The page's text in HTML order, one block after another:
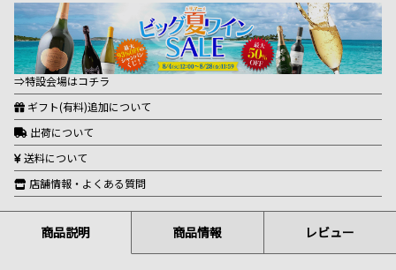
⇒特設会場はコチラ
ギフト(有料)追加について
出荷について
送料について
店舗情報・よくある質問
商品説明 商品情報 レビュー